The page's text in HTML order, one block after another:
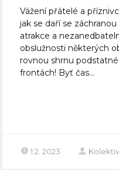
Vážení přátelé a
jak se daří se
atrakce a
obslužnosti některých
rovnou shrnu
frontách! Byť čas...
1.2. 2023